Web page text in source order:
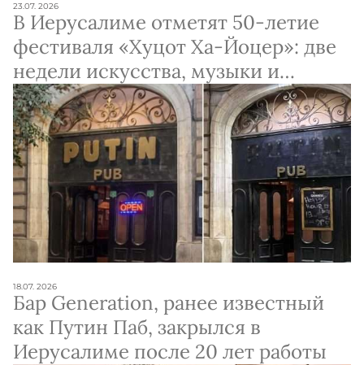
23.07. 2026
В Иерусалиме отметят 50-летие
фестиваля «Хуцот Ха-Йоцер»: две
недели искусства, музыки и
гастрономии
18.07. 2026
Бар Generation, ранее известный
как Путин Паб, закрылся в
Иерусалиме после 20 лет работы